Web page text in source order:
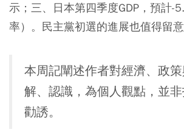
示；三、日本第四季度GDP，預計-
率）。民主黨初選的進展也值得留意
本周記闡述作者對經濟、政
解、認識，為個人觀點，並
勸誘。